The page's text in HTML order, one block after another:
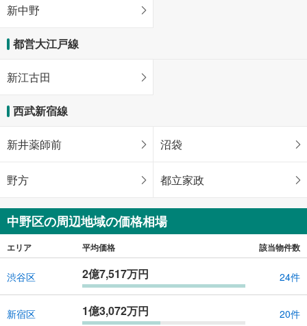
新中野
都営大江戸線
新江古田
西武新宿線
新井薬師前 沼袋
野方 都立家政
中野区の周辺地域の価格相場
エリア 平均価格 該当物件数
渋谷区 2億7,517万円 24件
新宿区 1億3,072万円 20件